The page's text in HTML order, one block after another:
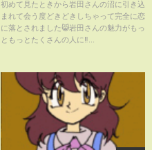
初めて見たときから岩田さんの沼に引き込
まれて会う度どきどきしちゃって完全に恋
に落とされました😸岩田さんの魅力がもっ
ともっとたくさんの人に‼️...